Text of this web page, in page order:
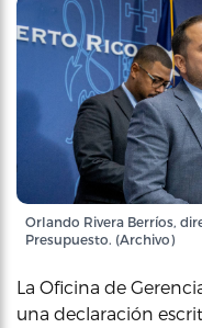
Orlando Rivera Berríos,
Presupuesto. (Archivo)
La Oficina de
una declaración